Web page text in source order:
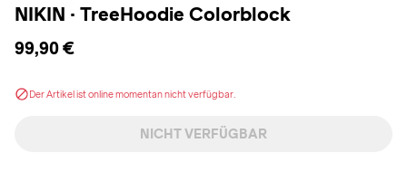
NIKIN · TreeHoodie Colorblock
99,90 €
Der Artikel ist online momentan nicht verfügbar.
NICHT VERFÜGBAR